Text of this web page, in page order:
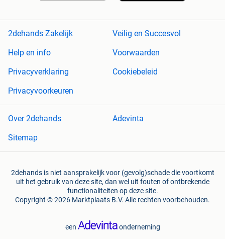
2dehands Zakelijk
Veilig en Succesvol
Help en info
Voorwaarden
Privacyverklaring
Cookiebeleid
Privacyvoorkeuren
Over 2dehands
Adevinta
Sitemap
2dehands is niet aansprakelijk voor (gevolg)schade die voortkomt
uit het gebruik van deze site, dan wel uit fouten of ontbrekende
functionaliteiten op deze site.
Copyright © 2026 Marktplaats B.V. Alle rechten voorbehouden.
een onderneming